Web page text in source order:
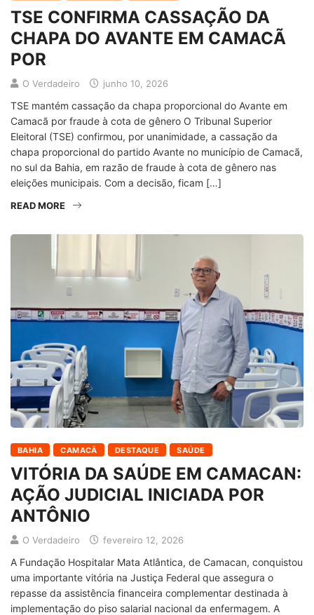
TSE CONFIRMA CASSAÇÃO DA
CHAPA DO AVANTE EM CAMACÃ
POR
O Verdadeiro junho 10, 2026
TSE mantém cassação da chapa proporcional do Avante em
Camacã por fraude à cota de gênero O Tribunal Superior
Eleitoral (TSE) confirmou, por unanimidade, a cassação da
chapa proporcional do partido Avante no município de Camacã,
no sul da Bahia, em razão de fraude à cota de gênero nas
eleições municipais. Com a decisão, ficam […]
READ MORE
BAHIA CAMACÃ DESTAQUE SAÚDE
VITÓRIA DA SAÚDE EM CAMACAN:
AÇÃO JUDICIAL INICIADA POR
ANTÔNIO
O Verdadeiro fevereiro 12, 2026
A Fundação Hospitalar Mata Atlântica, de Camacan, conquistou
uma importante vitória na Justiça Federal que assegura o
repasse da assistência financeira complementar destinada à
implementação do piso salarial nacional da enfermagem. A